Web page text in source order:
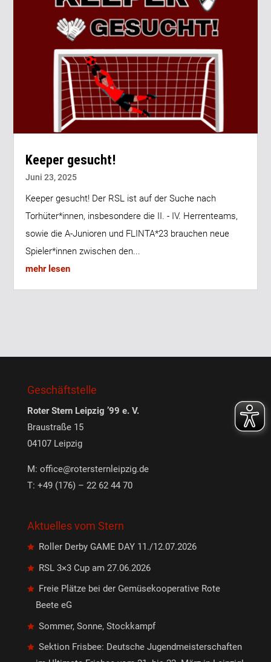
Keeper gesucht!
Juni 23, 2025
Keeper gesucht! Der RSL ist auf der Suche nach
Torhüter*innen, insbesondere die II. - IV. Herrenteams,
sowie die A-Junioren und FLINTA*23 brauchen neue
Spieler*innen zwischen den...
mehr lesen
Geschäftstelle
Roter Stern Leipzig ’99 e. V.
Braustraße 15
04107 Leipzig
M: office@rotersternleipzig.de
T: +49 (176) – 22 62 44 70
Aktuelles vom Stern
Roller Derby GAME DAY 11./12.07.2026
RSL 3×3 Cup am 27.06.2026
Freie Plätze bei der Gemüsekooperative Rote
Beete eG
Sommer, Sonne, Stockkampf
Sektion Frisbee: Deutsche Jugendmeisterschaften